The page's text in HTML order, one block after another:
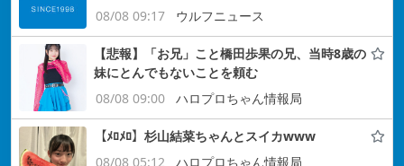
08/08 09:17
ウルフニュース
【悲報】「お兄」こと橋田歩果の兄、当時8歳の
妹にとんでもないことを頼む
08/08 09:00
ハロプロちゃん情報局
【ﾒﾛﾒﾛ】杉山結菜ちゃんとスイカwww
08/08 05:12
ハロプロちゃん情報局